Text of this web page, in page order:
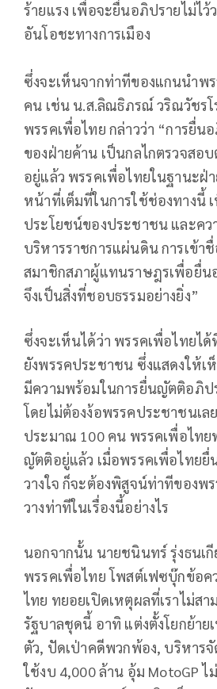
ร้ายแรง เพื่อจะยื่นอภิปรายไม่ไว้
อันโอชะทางการเมือง
ซึ่งจะเห็นจากท่าทีของแกนนำพ
คน เช่น น.ส.ลิณธิภรณ์ วริณวัชรโ
พรรคเพื่อไทย กล่าวว่า “การยื่น
ของฝ่ายค้าน เป็นกลไกตรวจสอ
อยู่แล้ว พรรคเพื่อไทยในฐานะฝ่
หน้าที่เต็มที่ในการใช้ช่องทางนี้
ประโยชน์ของประชาชน และคว
บริหารราชการแผ่นดิน การเข้า
สมาชิกสภาผู้แทนราษฎรเพื่อยื่น
จึงเป็นสิ่งที่ชอบธรรมอย่างยิ่ง”
ซึ่งจะเห็นได้ว่า พรรคเพื่อไทยไ
ยังพรรคประชาชน ซึ่งแสดงให้เ
มีความพร้อมในการยื่นญัตติอภิปร
โดยไม่ต้องง้อพรรคประชาชนเลย
ประมาณ 100 คน พรรคเพื่อไท
ญัตติอยู่แล้ว เมื่อพรรคเพื่อไทย
วางใจ ก็จะต้องพิสูจน์ท่าทีของพ
วางท่าทีในเรื่องนี้อย่างไร
นอกจากนั้น นายชนินทร์ รุ่งธนเกี
พรรคเพื่อไทย โพสต์เฟซบุ๊กข้อค
ไทย ทยอยเปิดเหตุผลที่เราไม่สา
รัฐบาลชุดนี้ อาทิ แต่งตั้งโยกย้าย
ตัว, ปัดเป่าคดีพวกพ้อง, บริหารจั
ใช้งบ 4,000 ล้าน อุ้ม MotoGP ไ